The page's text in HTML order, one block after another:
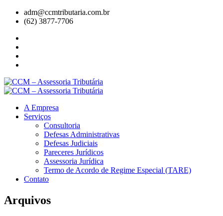
adm@ccmtributaria.com.br
(62) 3877-7706
A Empresa
Serviços
Consultoria
Defesas Administrativas
Defesas Judiciais
Pareceres Jurídicos
Assessoria Jurídica
Termo de Acordo de Regime Especial (TARE)
Contato
Arquivos